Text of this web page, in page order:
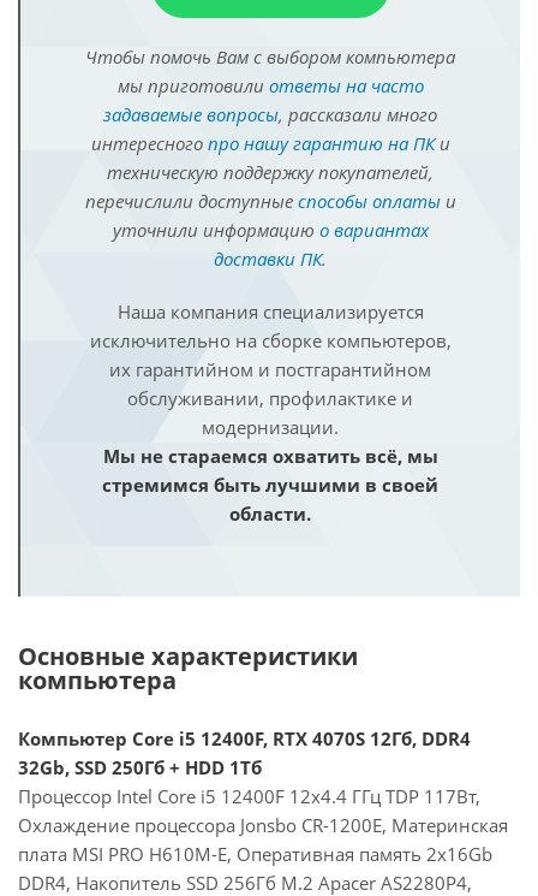
Чтобы помочь Вам с выбором компьютера
мы приготовили ответы на часто
задаваемые вопросы, рассказали много
интересного про нашу гарантию на ПКи
техническую поддержку покупателей,
перечислили доступные способы оплатыи
уточнили информацию о вариантах
доставки ПК.
Наша компания специализируется
исключительно на сборке компьютеров,
их гарантийном и постгарантийном
обслуживании, профилактике и
модернизации.
Мы не стараемся охватить всё, мы
стремимся быть лучшими в своей
области.
Основные характеристики
компьютера
Компьютер Core i5 12400F, RTX 4070S 12Гб, DDR4
32Gb, SSD 250Гб + HDD 1Тб
Процессор Intel Core i5 12400F 12x4.4 ГГц TDP 117Вт,
Охлаждение процессора Jonsbo CR-1200E, Материнская
плата MSI PRO H610M-E, Оперативная память 2x16Gb
DDR4, Накопитель SSD 256Гб M.2 Apacer AS2280P4,